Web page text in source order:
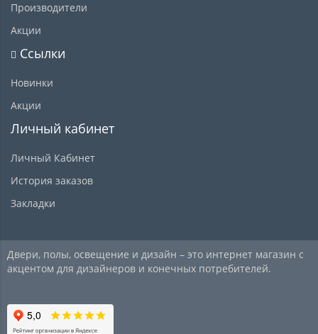
Производители
Акции
Ссылки
Новинки
Акции
Личный кабинет
Личный Кабинет
История заказов
Закладки
Двери, полы, освещение и дизайн – это интернет магазин с
акцентом для дизайнеров и конечных потребителей.